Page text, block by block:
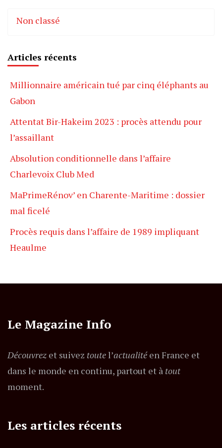
Non classé
Articles récents
Millionnaire américain tué par cinq éléphants au
Gabon
Attentat Bir-Hakeim 2023 : procès attendu pour
l’assaillant
Absolution conditionnelle dans l’affaire
Charlevoix Club Med
MaPrimeRénov’ en Charente-Maritime : dossier
mal ficelé
Procès requis dans l’affaire de 1989 impliquant
Heaulme
Le Magazine Info
Découvrez et suivez toutel’actualitéen France et
dans le monde en continu, partout et à tout
moment.
Les articles récents